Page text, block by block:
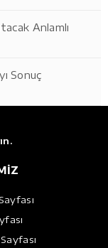
Anlamlı
Sonuç